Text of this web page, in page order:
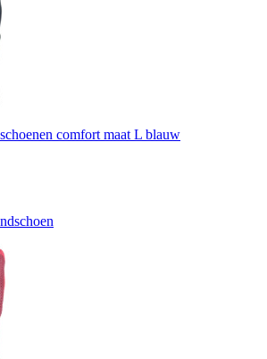
comfort maat L blauw